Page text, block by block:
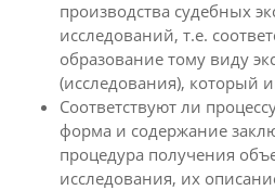
производства судебных
исследований, т.е.
образование тому виду
(исследования), который
Соответствуют ли
форма и содержание
процедура получения
исследования, их